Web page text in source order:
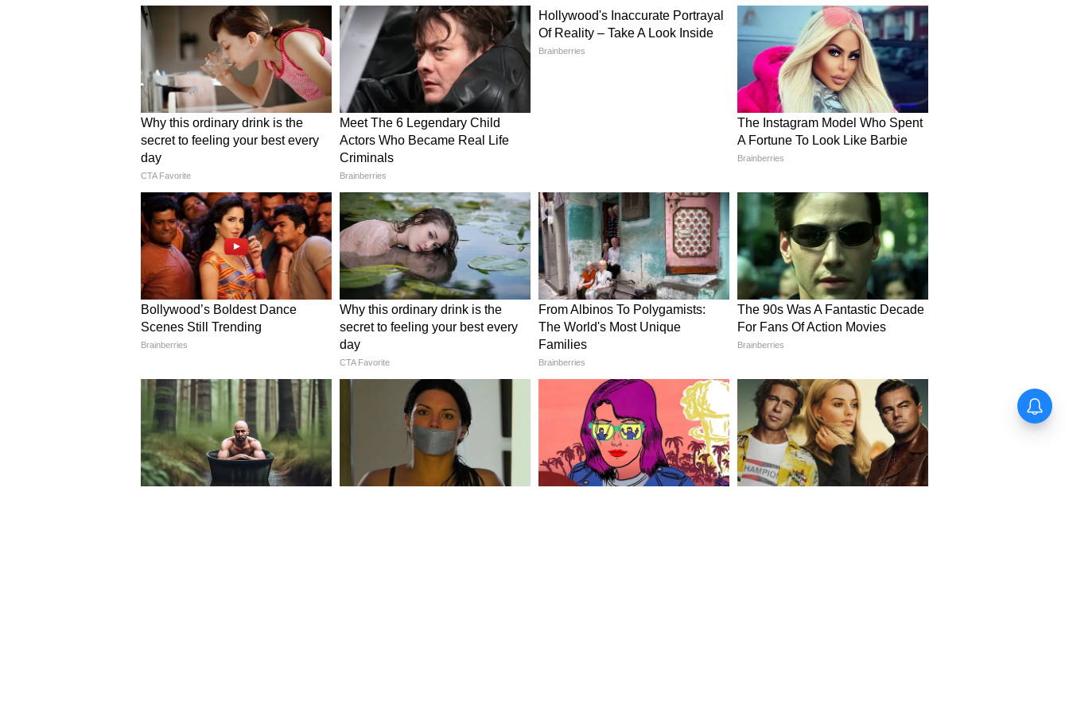
আপনাকে পরে অনুতপ্ত হতে হবে।
সিংহ:
শান্তি বজায় রাখতে চাইলে ভেবেচিন্তে কথা বলুন। ছোটখাটো ঝগড়াও মারাত্মক রূপ নিতে
পারে। যাইহোক, এটি খুব কমই ঘটে। আজ নীরবতা পালন করাই উত্তম হবে। আজ আপনার
সঙ্গীর সঙ্গে কথা বলার জন্য আপনাকে খুব ধৈর্য ধরতে হবে। এটিতে খুব বেশি মনোযোগ
দেবেন না, যদি আপনি করেন তবে আপনি জীবনে ভাল কিছু মিস করবেন।
কন্যা:
এই পরিস্থিতির সুবিধা নিন এবং আপনার সঙ্গীর সঙ্গে প্রেমের সঙ্গে দিনটি কাটান। আপনি
আপনার সঙ্গী সম্পর্কে নতুন কিছু শিখতে পারেন। আজ নতুন তথ্যের কারণে আপনি
সম্পর্কের সমস্যা এবং বিভ্রান্তিকর সমস্যাগুলি সমাধান করতে পারেন। এই নতুন তথ্যটি
আপনার কাছে একটি বড় বিস্ময় হিসাবে আসতে পারে, তবে এটি একটি আনন্দদায়ক
বিস্ময়।
তুলা:
অনেক লোক আপনাকে পছন্দ করবে কিন্তু আপনার সম্পর্কে গুরুত্ব সহকারে ভাববে না
কারণ আপনি আপনার কাজের কারণে বাড়িতে খুব কম সময় ব্যয় করেন যার জন্য ভ্রমণের
প্রয়োজন হয়। আপনার সঙ্গীর উদ্বেগ তার জায়গায় ঠিক কারণ আপনি ভ্রমণের কারণে
বাড়িতে খুব কম সময় দিতে পারবেন।
বৃশ্চিক: